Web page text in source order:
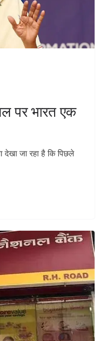
पर भारत एक
जा रहा है कि पिछले